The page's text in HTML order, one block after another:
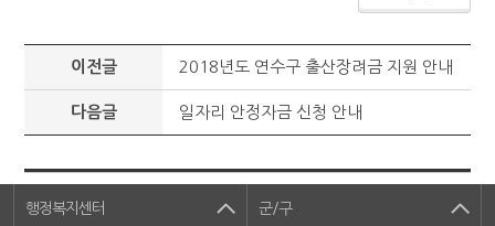
이전글 2018년도 연수구 출산장려금 지원 안내
다음글 일자리 안정자금 신청 안내
행정복지센터 군/구